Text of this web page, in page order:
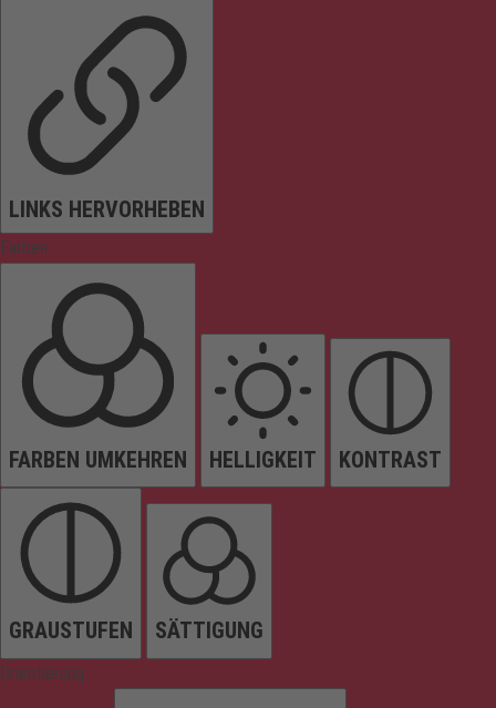
LINKS HERVORHEBEN
Farben
FARBEN UMKEHREN HELLIGKEIT KONTRAST
GRAUSTUFEN SÄTTIGUNG
Orientierung